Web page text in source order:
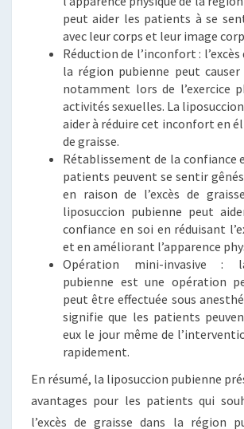
peut aider les patients à se
avec leur corps et leur image
Réduction de l’inconfort : l’excès
la région pubienne peut
notamment lors de l’exercice
activités sexuelles. La
aider à réduire cet inconfort en
de graisse.
Rétablissement de la confiance
patients peuvent se sentir gênés
en raison de l’excès de
liposuccion pubienne peut
confiance en soi en réduisant
et en améliorant l’apparence
Opération mini-invasive :
pubienne est une opération
peut être effectuée sous
signifie que les patients
eux le jour même de
rapidement.
En résumé, la liposuccion pubienne
avantages pour les patients qui
l’excès de graisse dans la région